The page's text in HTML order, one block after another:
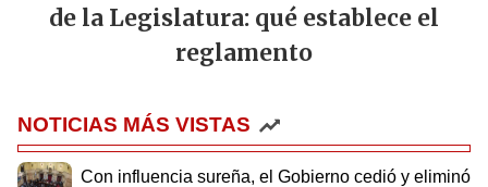
de la Legislatura: qué establece el
reglamento
NOTICIAS MÁS VISTAS
Con influencia sureña, el Gobierno cedió y eliminó